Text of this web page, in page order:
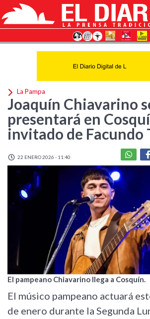
La Pampa
Joaquín Chiavarino
presentará en
invitado de Facundo
22 ENERO 2026 - 11:40
El pampeano Chiavarino llega a Cosquín.
El músico pampeano actuará
de enero durante la Segunda